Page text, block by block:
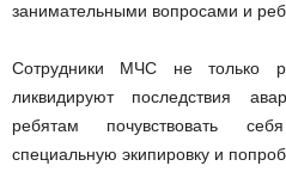
занимательными вопросами и
Сотрудники МЧС не только
ликвидируют последствия
ребятам почувствовать
специальную экипировку и